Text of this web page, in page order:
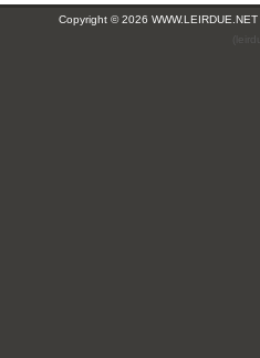
Copyright © 2026